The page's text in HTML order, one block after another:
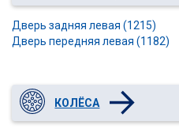
Дверь задняя левая (1215)
Дверь передняя левая (1182)
КОЛЁСА